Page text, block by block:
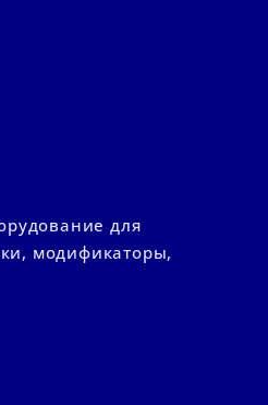
для
модификаторы,